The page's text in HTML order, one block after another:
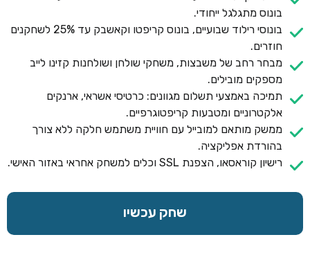
בונוס מתגלגל ייחודי.
בונוסי רילוד שבועיים, בונוס קריפטו וקאשבק עד 25% לשחקנים
חוזרים.
מבחר רחב של משבצות, משחקי שולחן ושולחנות קזינו לייב
מספקים מובילים.
תמיכה באמצעי תשלום מגוונים: כרטיסי אשראי, ארנקים
אלקטרוניים ומטבעות קריפטוגרפיים.
ממשק מותאם למובייל עם חוויית משתמש חלקה ללא צורך
בהורדת אפליקציה.
רישיון קוראסאו, הצפנת SSL וכלים למשחק אחראי באזור האישי.
שחק עכשיו